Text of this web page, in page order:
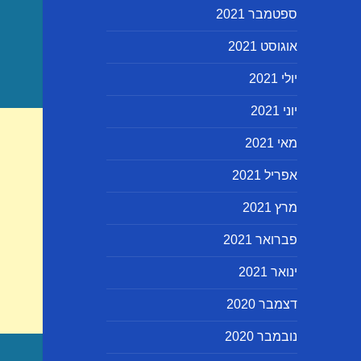
ספטמבר 2021
אוגוסט 2021
יולי 2021
יוני 2021
מאי 2021
אפריל 2021
מרץ 2021
פברואר 2021
ינואר 2021
דצמבר 2020
נובמבר 2020